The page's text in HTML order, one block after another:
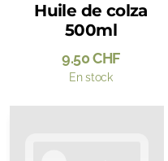
Huile de colza
500ml
9.50CHF
En stock